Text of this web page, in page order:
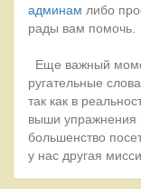
админам либо
рады вам помочь.
Еще важный
ругательные
так как в
выши упражнения
большенство
у нас другая